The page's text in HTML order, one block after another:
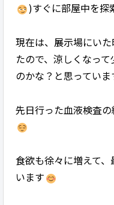
)すぐに部屋中を探
現在は、展示場にい
たので、涼しくなっ
のかな？と思っていま
先日行った血液検査
食欲も徐々に増えて
います